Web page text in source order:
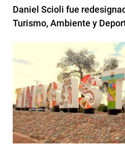
Daniel Scioli fue
Turismo, Ambiente y